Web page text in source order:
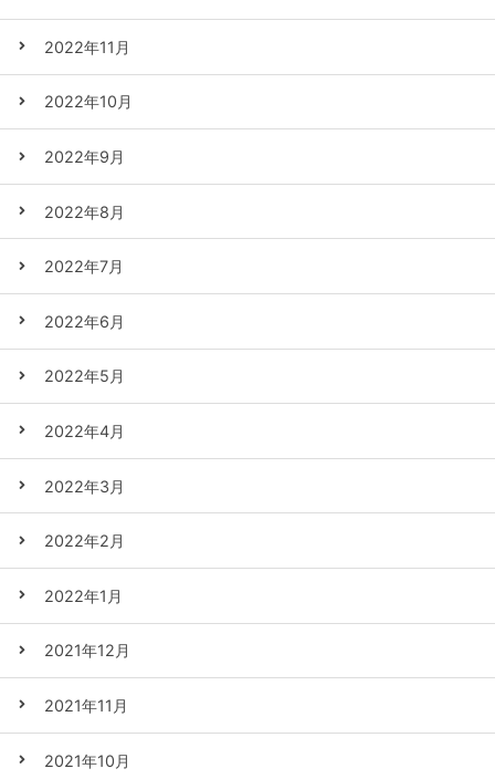
2022年11月
2022年10月
2022年9月
2022年8月
2022年7月
2022年6月
2022年5月
2022年4月
2022年3月
2022年2月
2022年1月
2021年12月
2021年11月
2021年10月